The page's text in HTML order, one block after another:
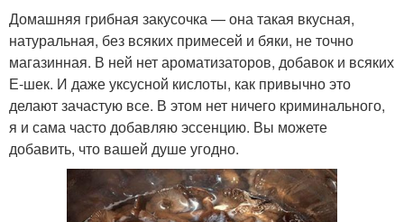
Домашняя грибная закусочка — она такая вкусная,
натуральная, без всяких примесей и бяки, не точно
магазинная. В ней нет ароматизаторов, добавок и всяких
Е-шек. И даже уксусной кислоты, как привычно это
делают зачастую все. В этом нет ничего криминального,
я и сама часто добавляю эссенцию. Вы можете
добавить, что вашей душе угодно.